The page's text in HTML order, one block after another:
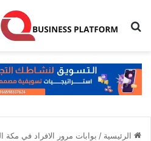
بحث عن
الرئيسية / بوابات مرور الافراد في مكة